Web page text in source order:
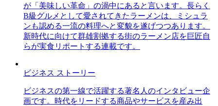
が「美味しい革命」の渦中にあると言います。長らく
B級グルメとして愛されてきたラーメンは、ミシュラ
ンも認める一流の料理へと変貌を遂げつつあります。
新時代に向けて群雄割拠する街のラーメン店を巨匠自
らが実食リポートする連載です。
ビジネス ストーリー
ビジネスの第一線で活躍する著名人のインタビュー企
画です。時代をリードする商品やサービスを産み出